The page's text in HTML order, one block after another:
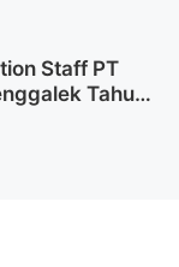
Staff PT
Tahun